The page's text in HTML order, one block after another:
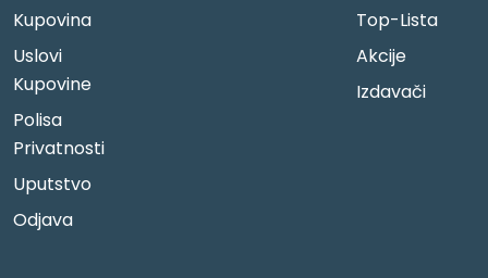
Kupovina
Uslovi
Kupovine
Polisa
Privatnosti
Uputstvo
Odjava
Top-Lista
Akcije
Izdavači